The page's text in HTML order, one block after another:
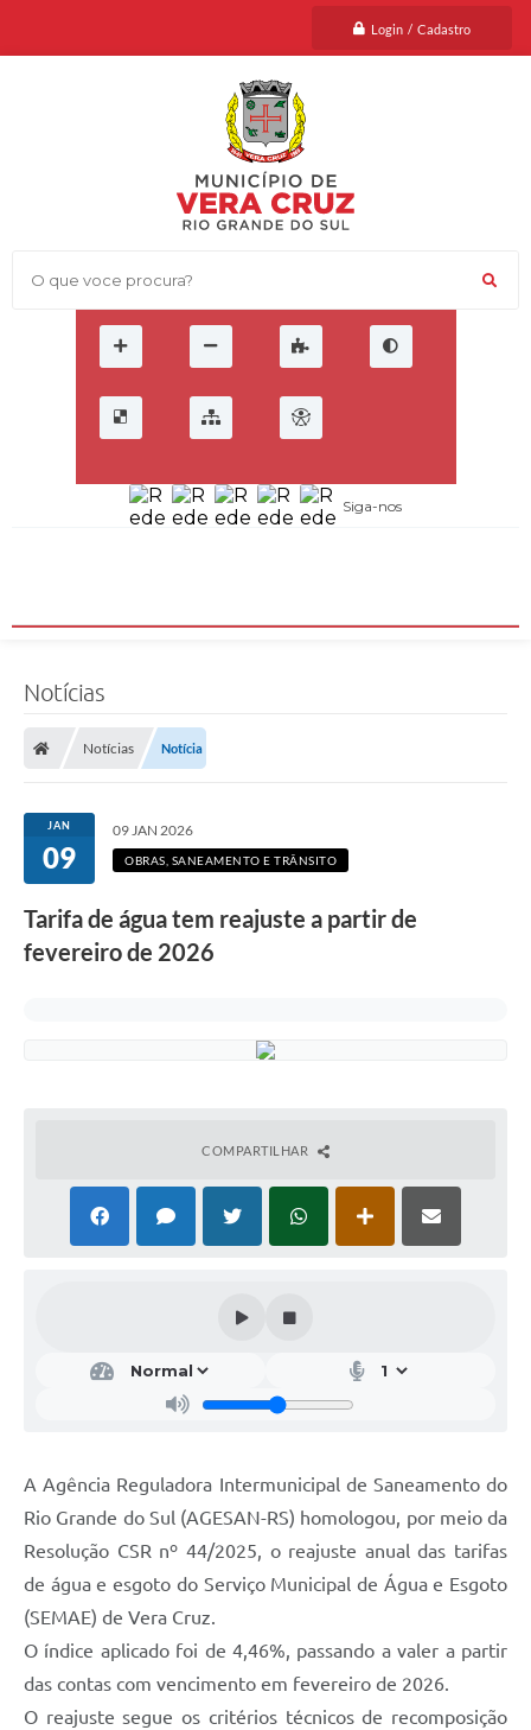
Login / Cadastro
O que voce procura?
Siga-nos
Notícias
Notícias Notícia
JAN
09
09 JAN 2026
OBRAS, SANEAMENTO E TRÂNSITO
Tarifa de água tem reajuste a partir de
fevereiro de 2026
COMPARTILHAR
A Agência Reguladora Intermunicipal de Saneamento do
Rio Grande do Sul (AGESAN-RS) homologou, por meio da
Resolução CSR nº 44/2025, o reajuste anual das tarifas
de água e esgoto do Serviço Municipal de Água e Esgoto
(SEMAE) de Vera Cruz.
O índice aplicado foi de 4,46%, passando a valer a partir
das contas com vencimento em fevereiro de 2026.
O reajuste segue os critérios técnicos de recomposição